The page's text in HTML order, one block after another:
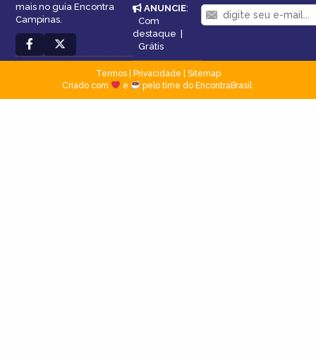
mais no guia Encontra
Campinas.
ANUNCIE:
Com
destaque |
Grátis
Termos| Privacidade
Sitemap
Criado com
e pelo time do EncontraBrasil